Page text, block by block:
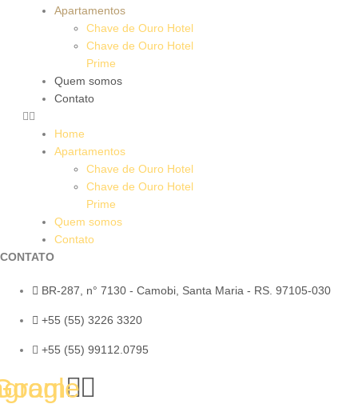
Apartamentos
Chave de Ouro Hotel
Chave de Ouro Hotel
Prime
Quem somos
Contato
Home
Apartamentos
Chave de Ouro Hotel
Chave de Ouro Hotel
Prime
Quem somos
Contato
CONTATO
BR-287, n° 7130 - Camobi, Santa Maria - RS. 97105-030
+55 (55) 3226 3320
+55 (55) 99112.0795